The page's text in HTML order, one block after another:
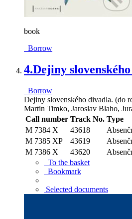
book
Borrow
4.Dejiny
Borrow
Dejiny slovenského divadla. (do
Martin Timko, Jaroslav Blaho,
Call number Track No. Type
M 7384 X
43618
M 7385 XP
43619
M 7386 X
43620
To the basket
Bookmark
Selected documents